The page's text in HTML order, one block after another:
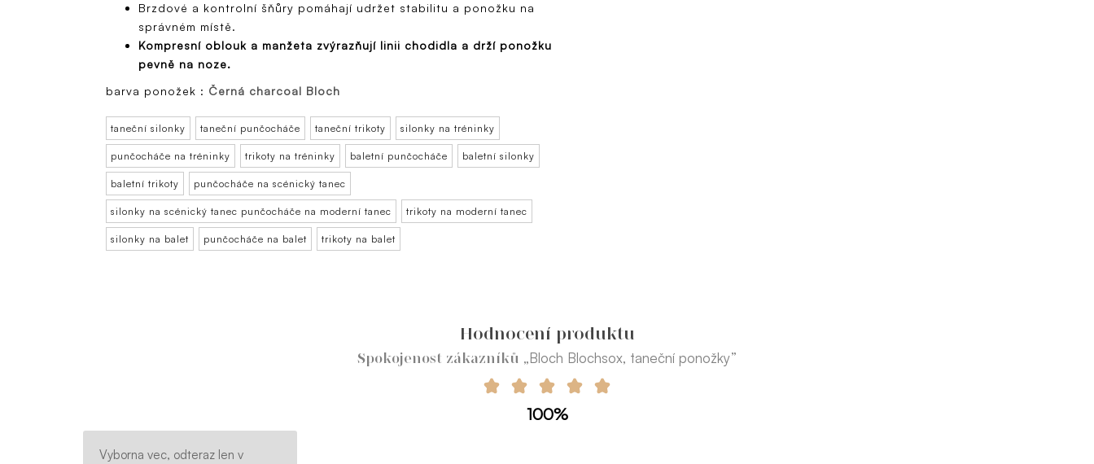
Brzdové a kontrolní šňůry pomáhají udržet stabilitu a ponožku na
správném místě.
Kompresní oblouk a manžeta zvýrazňují linii chodidla a drží ponožku
pevně na noze.
barva ponožek : Černá charcoal Bloch
taneční silonky taneční punčocháče taneční trikoty silonky na tréninky
punčocháče na tréninky trikoty na tréninky baletní punčocháče baletní silonky
baletní trikoty punčocháče na scénický tanec
silonky na scénický tanec punčocháče na moderní tanec trikoty na moderní tanec
silonky na balet punčocháče na balet trikoty na balet
Hodnocení produktu
Spokojenost zákazníků „Bloch Blochsox, taneční ponožky”
100%
Vyborna vec, odteraz len v